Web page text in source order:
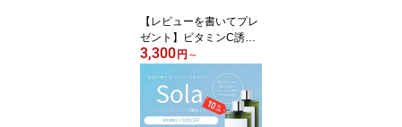
【レビューを書いてプレ
ゼント】ビタミンC誘導
体 自然派 ガラクトミセ
a(ソラ) バランシングロ
ーション (フローラル &
無香料) 化粧水 旅行用 10
3,300 円 ～